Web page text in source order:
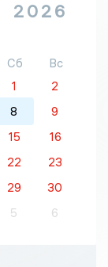
2026
Сб
Вс
1
2
8
9
15
16
22
23
29
30
5 6